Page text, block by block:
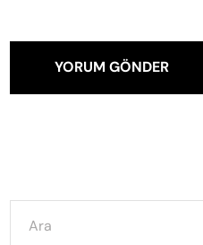
YORUM GÖNDER
şunun
için
ara: